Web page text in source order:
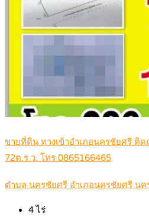
ขายที่ดิน ทางเข้าอำเภอนครชัยศรี ติ
72ต.ร.ว. โทร 0865166465
ตำบล นครชัยศรี อำเภอนครชัยศรี นค
4 ไร่